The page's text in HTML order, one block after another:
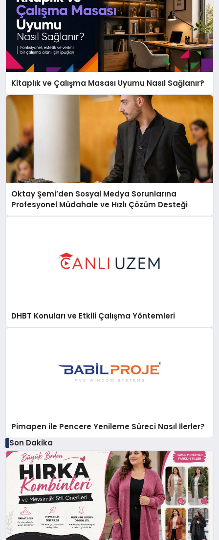
Kitaplık ve Çalışma Masası Uyumu Nasıl Sağlanır?
Oktay Şemi’den Sosyal Medya Sorunlarına
Profesyonel Müdahale ve Hızlı Çözüm Desteği
DHBT Konuları ve Etkili Çalışma Yöntemleri
Pimapen ile Pencere Yenileme Süreci Nasıl İlerler?
Son Dakika